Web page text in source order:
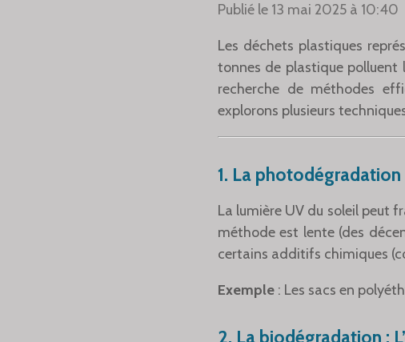
Publié le 13 mai 2025 à 10:40
Les déchets plastiques
tonnes de plastique polluent
recherche de méthodes
explorons plusieurs
1. La photodégradation
La lumière UV du soleil peut
méthode est lente (des
certains additifs chimiques
Exemple : Les sacs en